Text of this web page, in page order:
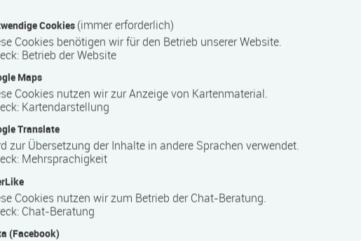
Barrierefreiheit erfragen Sie bitte beim Anbieter.
Cookies (immer erforderlich)
Cookies benötigen wir für den Betrieb unserer Website.
: Betrieb der Website
Maps
Cookies nutzen wir zur Anzeige von Kartenmaterial.
: Kartendarstellung
Translate
zur Übersetzung der Inhalte in andere Sprachen verwendet.
: Mehrsprachigkeit
Cookies nutzen wir zum Betrieb der Chat-Beratung.
: Chat-Beratung
(Facebook)